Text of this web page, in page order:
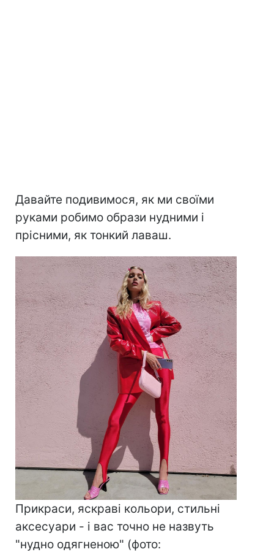
Давайте подивимося, як ми своїми
руками робимо образи нудними і
прісними, як тонкий лаваш.
Прикраси, яскраві кольори, стильні
аксесуари - і вас точно не назвуть
"нудно одягненою" (фото: